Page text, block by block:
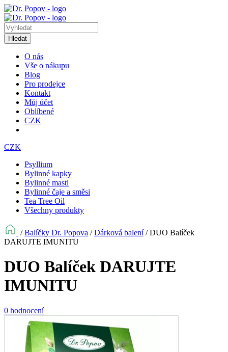
Hledat
O nás
Vše o nákupu
Blog
Pro prodejce
Kontakt
Můj účet
Oblíbené
CZK
CZK
Psyllium
Bylinné kapky
Bylinné masti
Bylinné čaje a směsi
Tea Tree Oil
Všechny produkty
/Balíčky Dr. Popova /Dárková balení/DUO Balíček
DARUJTE IMUNITU
DUO Balíček DARUJTE
IMUNITU
0 hodnocení